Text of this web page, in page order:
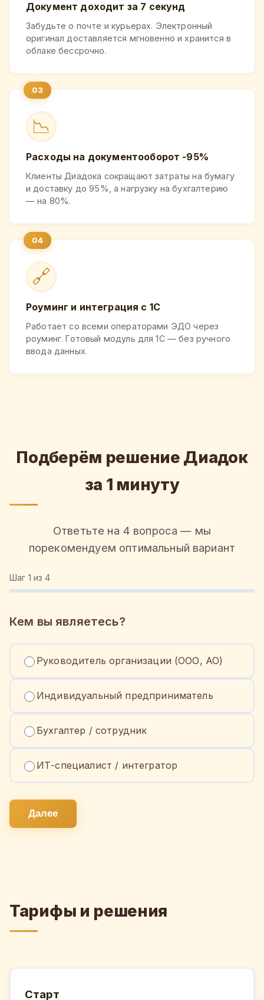
Документ доходит за 7 секунд
Забудьте о почте и курьерах. Электронный
оригинал доставляется мгновенно и хранится в
облаке бессрочно.
📉
Расходы на документооборот -95%
Клиенты Диадока сокращают затраты на бумагу
и доставку до 95%, а нагрузку на бухгалтерию
— на 80%.
🔗
Роуминг и интеграция с 1С
Работает со всеми операторами ЭДО через
роуминг. Готовый модуль для 1С — без ручного
ввода данных.
Подберём решение Диадок
за 1 минуту
Ответьте на 4 вопроса — мы
порекомендуем оптимальный вариант
Шаг 1 из 4
Кем вы являетесь?
Руководитель организации (ООО, АО)
Индивидуальный предприниматель
Бухгалтер / сотрудник
ИТ-специалист / интегратор
Далее
Тарифы и решения
Старт